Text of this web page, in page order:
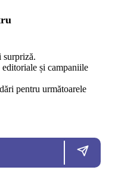
surpriză.
și campaniile
pentru următoarele